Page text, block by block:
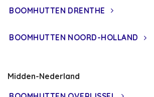
BOOMHUTTEN DRENTHE
BOOMHUTTEN NOORD-HOLLAND
Midden-Nederland